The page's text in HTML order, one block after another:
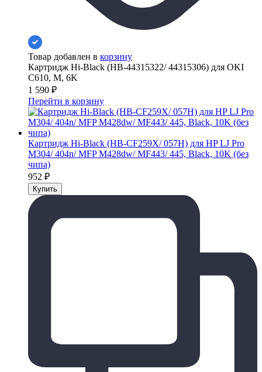
Товар добавлен в корзину
Картридж Hi-Black (HB-44315322/ 44315306) для OKI
C610, M, 6K
1 590 ₽
Перейти в корзину
Картридж Hi-Black (HB-CF259X/ 057H) для HP LJ Pro
M304/ 404n/ MFP M428dw/ MF443/ 445, Black, 10K (без
чипа)
952 ₽